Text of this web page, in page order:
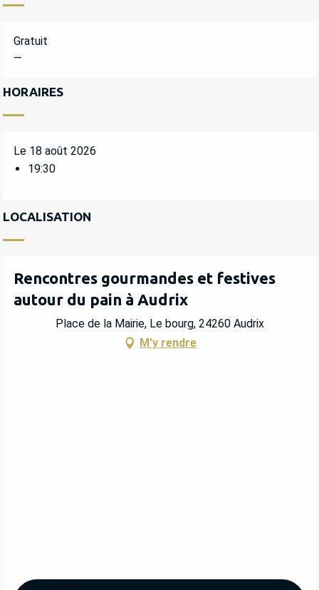
Gratuit
—
HORAIRES
Le 18 août 2026
19:30
LOCALISATION
Rencontres gourmandes et festives
autour du pain à Audrix
Place de la Mairie, Le bourg, 24260 Audrix
M'y rendre